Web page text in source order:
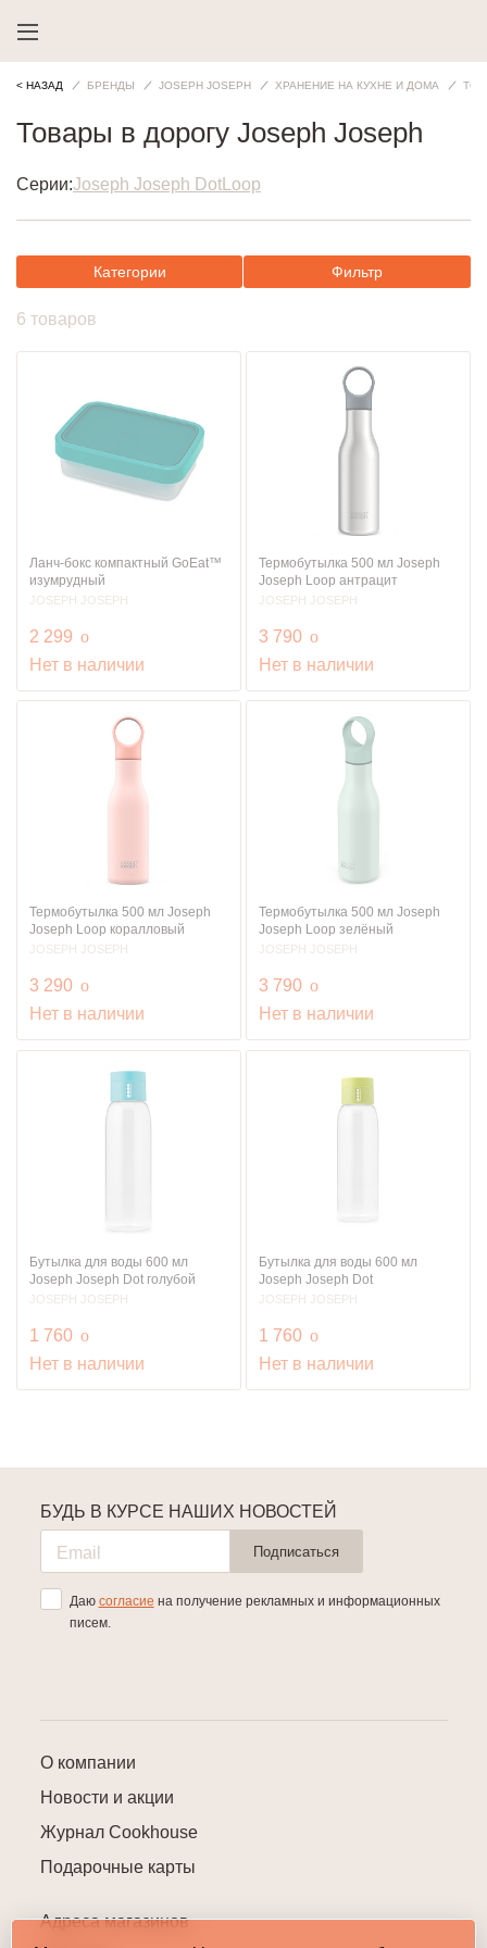
< НАЗАД БРЕНДЫ JOSEPH JOSEPH ХРАНЕНИЕ НА КУХНЕ И ДОМА
Товары в дорогу Joseph Joseph
Серии:Joseph Joseph Dot Loop
Категории Фильтр
6 товаров
Ланч-бокс компактный GoEat™
изумрудный
JOSEPH JOSEPH
2 299 руб.
o
Нет в наличии
Термобутылка 500 мл Joseph
Joseph Loop антрацит
JOSEPH JOSEPH
3 790 руб.
o
Нет в наличии
Термобутылка 500 мл Joseph
Joseph Loop коралловый
JOSEPH JOSEPH
3 290 руб.
o
Нет в наличии
Термобутылка 500 мл Joseph
Joseph Loop зелёный
JOSEPH JOSEPH
3 790 руб.
o
Нет в наличии
Бутылка для воды 600 мл
Joseph Joseph Dot голубой
JOSEPH JOSEPH
1 760 руб.
o
Нет в наличии
Бутылка для воды 600 мл
Joseph Joseph Dot
JOSEPH JOSEPH
1 760 руб.
o
Нет в наличии
О компании
Новости и акции
Журнал Cookhouse
Подарочные карты
Адреса магазинов
БУДЬ В КУРСЕ НАШИХ НОВОСТЕЙ
Подписаться
Даю согласие на получение рекламных и информационных
писем.